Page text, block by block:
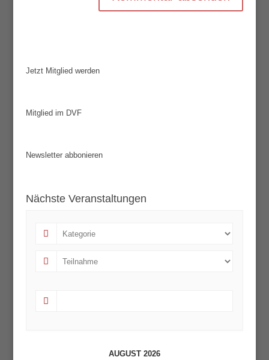
Jetzt Mitglied werden
Mitglied im DVF
Newsletter abbonieren
Nächste Veranstaltungen
AUGUST 2026